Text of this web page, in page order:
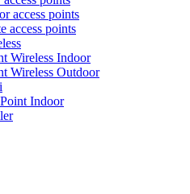
access points
access points
Wireless Indoor
Wireless Outdoor
Indoor